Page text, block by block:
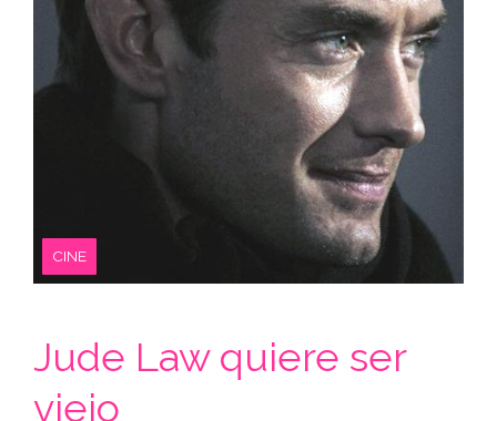
CINE
Jude Law quiere ser
viejo